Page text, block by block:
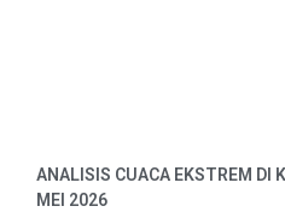
ANALISIS CUACA EKSTREM DI
MEI 2026